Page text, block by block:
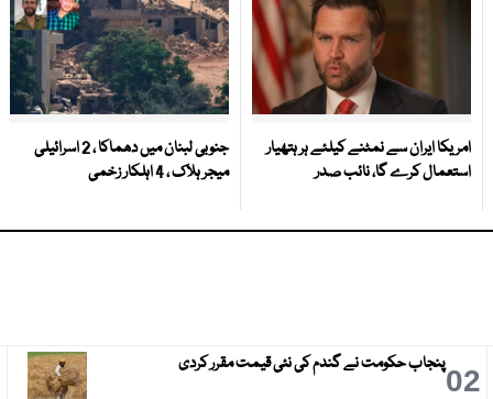
امریکا ایران سے نمٹنے کیلئے ہر ہتھیار
استعمال کرے گا، نائب صدر
جنوبی لبنان میں دھماکا ، 2 اسرائیلی
میجر ہلاک ، 4 اہلکار زخمی
02پنجاب حکومت نے گندم کی نئی قیمت مقرر کردی